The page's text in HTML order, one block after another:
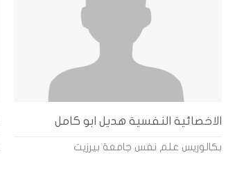
الاخصائية النفسية هديل ابو كامل
بكالوريس علم نفس جامعة بيرزيت